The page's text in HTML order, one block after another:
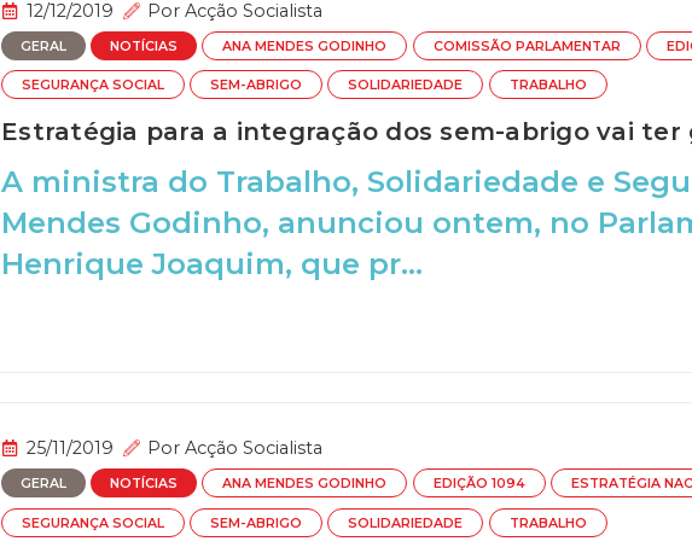
12/12/2019 Por Acção Socialista
GERAL NOTÍCIAS ANA MENDES GODINHO COMISSÃO PARLAMENTAR
SEGURANÇA SOCIAL SEM-ABRIGO SOLIDARIEDADE TRABALHO
Estratégia para a integração dos sem-abrigo vai ter
A ministra do Trabalho, Solidariedade e
Mendes Godinho, anunciou ontem, no
Henrique Joaquim, que pr...
25/11/2019 Por Acção Socialista
GERAL NOTÍCIAS ANA MENDES GODINHO EDIÇÃO 1094 ESTRATÉGIA
SEGURANÇA SOCIAL SEM-ABRIGO SOLIDARIEDADE TRABALHO